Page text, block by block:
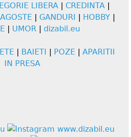
LIBERA| CREDINTA|
| GANDURI | HOBBY |
| UMOR | dizabil.eu
| BAIETI | POZE | APARITII
IN PRESA